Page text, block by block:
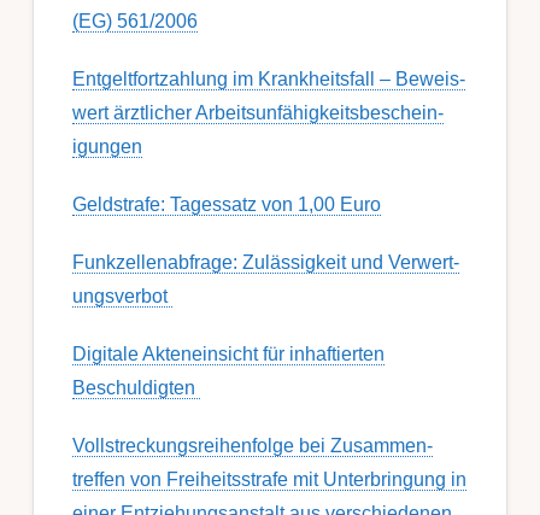
(EG) 561/2006
Ent­gelt­fort­zahl­ung im Krank­heits­fall – Be­weis­
wert ärzt­lich­er Ar­beits­un­fähig­keits­be­schein­
igung­en
Geldstrafe: Tagessatz von 1,00 Euro
Funk­zell­en­ab­fra­ge: Zu­lässig­keit und Ver­wert­
ungs­ver­bot
Digitale Akteneinsicht für inhaftierten
Beschuldigten
Voll­streckungs­­­reihenfolge bei Zusamm­­en­
treffen von Frei­heits­strafe mit Unter­bring­ung in